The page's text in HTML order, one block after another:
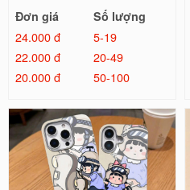
Đơn giá
Số lượng
24.000 đ
5-19
22.000 đ
20-49
20.000 đ
50-100